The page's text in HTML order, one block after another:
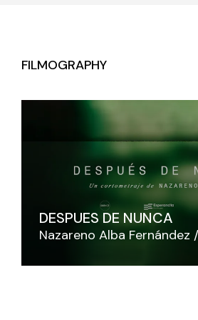
FILMOGRAPHY
DESPUES DE NUNCA
Nazareno Alba Fernández